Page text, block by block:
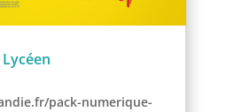
pack-numerique-